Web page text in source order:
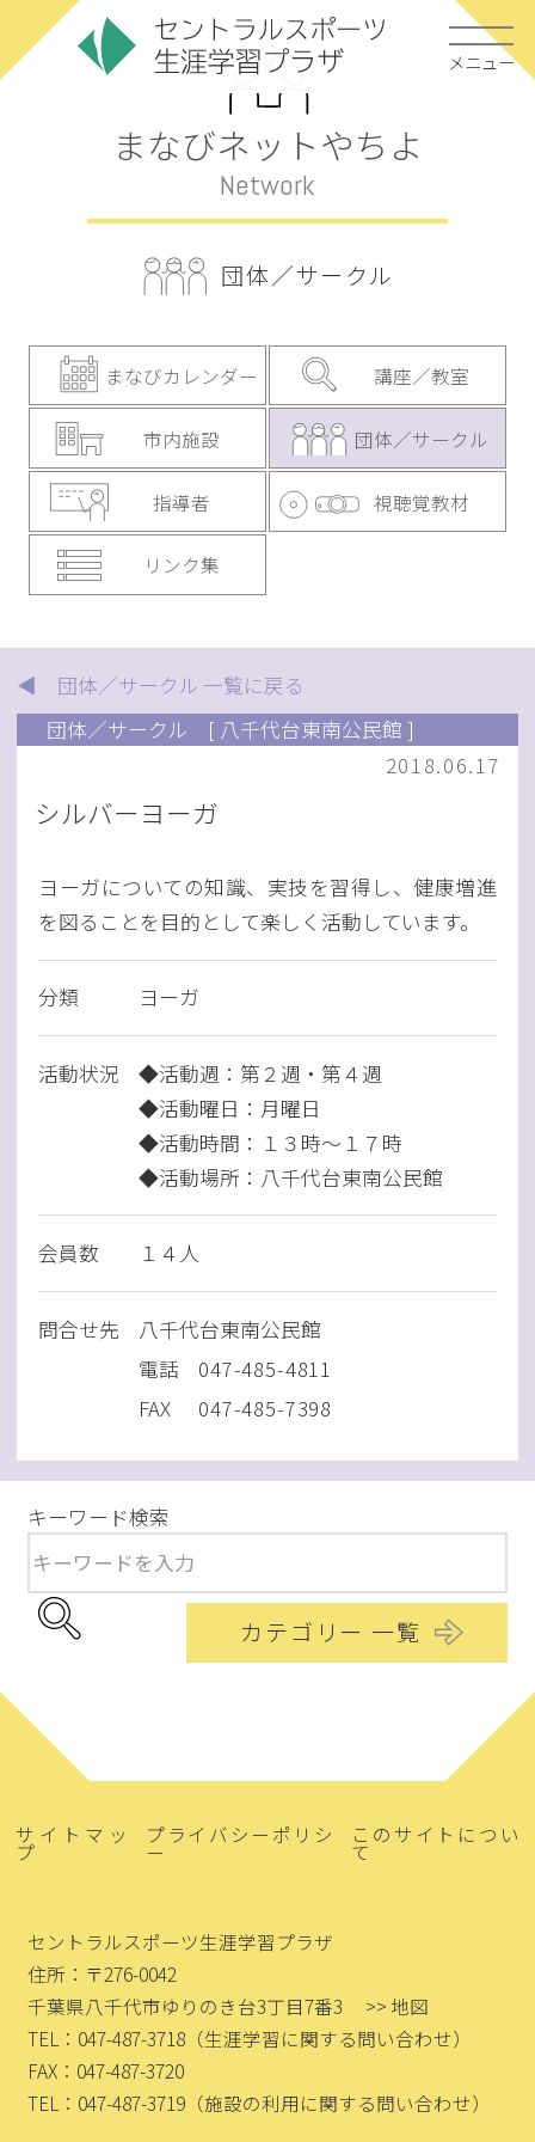
メニュー
まなびネットやちよ
Network
団体／サークル
まなびカレンダー 講座／教室
市内施設 団体／サークル
指導者 視聴覚教材
リンク集
◀ 団体／サークル 一覧に戻る
団体／サークル
[ 八千代台東南公民館 ]
2018.06.17
シルバーヨーガ
ヨーガについての知識、実技を習得し、健康増進
を図ることを目的として楽しく活動しています。
分類 ヨーガ
活動状況
◆活動週：第２週・第４週
◆活動曜日：月曜日
◆活動時間：１３時～１７時
◆活動場所：八千代台東南公民館
会員数 １４人
問合せ先
八千代台東南公民館
電話
047-485-4811
FAX
047-485-7398
キーワード検索
カテゴリー 一覧
サイトマッ
プ
プライバシーポリシ
ー
このサイトについ
て
セントラルスポーツ生涯学習プラザ
住所：〒276-0042
千葉県八千代市ゆりのき台3丁目7番3
>> 地図
TEL：047-487-3718 （生涯学習に関する問い合わせ）
FAX：047-487-3720
TEL：047-487-3719 （施設の利用に関する問い合わせ）